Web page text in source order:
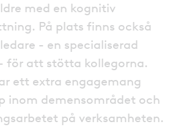
med en kognitiv
På plats finns också
- en specialiserad
för att stötta kollegorna.
ett extra engagemang
inom demensområdet och
på verksamheten.